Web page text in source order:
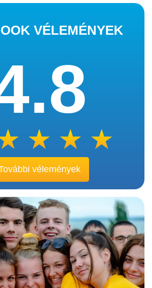
VÉLEMÉNYEK
vélemények